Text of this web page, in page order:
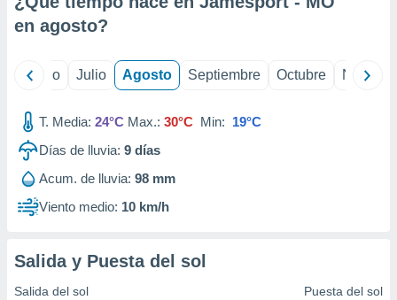
e
publicidad
publicidad
de
en agosto?
Junio Julio Agosto Septiembre Octubre
T. Media: 24°C Max.: 30°C Min: 19°C
Días de lluvia: 9 días
Acum. de lluvia: 98 mm
Viento medio: 10 km/h
Salida y Puesta del sol
Salida del sol Puesta del sol